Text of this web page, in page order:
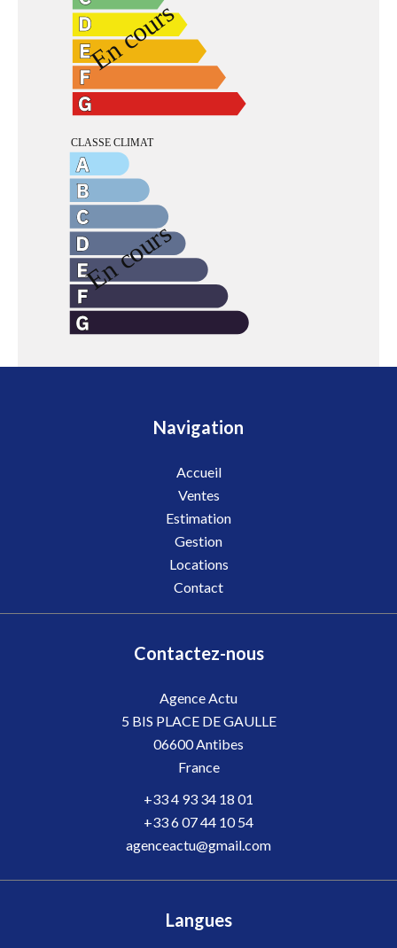
Navigation
Accueil
Ventes
Estimation
Gestion
Locations
Contact
Contactez-nous
Agence Actu
5 BIS PLACE DE GAULLE
06600Antibes
France
+33 4 93 34 18 01
+33 6 07 44 10 54
agenceactu@gmail.com
Langues